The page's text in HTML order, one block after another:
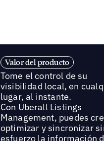
Valor del producto
Tome el control de su
visibilidad local, en
lugar, al instante.
Con Uberall Listings
Management, puedes
optimizar y sincronizar
esfuerzo la información